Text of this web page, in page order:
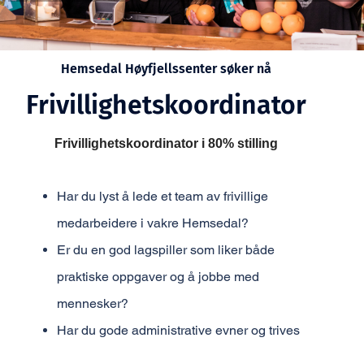
Hemsedal Høyfjellssenter søker nå
Frivillighetskoordinator
Frivillighetskoordinator i 80% stilling
Har du lyst å lede et team av frivillige
medarbeidere i vakre Hemsedal?
Er du en god lagspiller som liker både
praktiske oppgaver og å jobbe med
mennesker?
Har du gode administrative evner og trives